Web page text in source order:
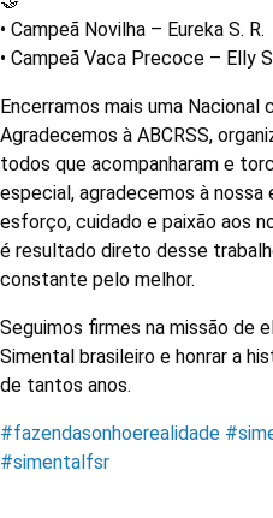
• Campeã Novilha – Eureka S. R.
• Campeã Vaca Precoce – Elly
Encerramos mais uma Nacional
Agradecemos à ABCRSS,
todos que acompanharam e
especial, agradecemos à nossa
esforço, cuidado e paixão aos
é resultado direto desse
constante pelo melhor.
Seguimos firmes na missão de
Simental brasileiro e honrar a
de tantos anos.
#fazendasonhoerealidade
#simentalfsr